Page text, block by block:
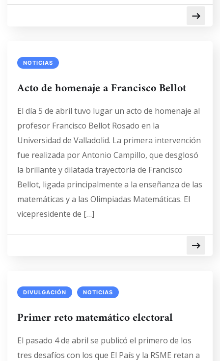
NOTICIAS
Acto de homenaje a Francisco Bellot
El día 5 de abril tuvo lugar un acto de homenaje al
profesor Francisco Bellot Rosado en la
Universidad de Valladolid. La primera intervención
fue realizada por Antonio Campillo, que desglosó
la brillante y dilatada trayectoria de Francisco
Bellot, ligada principalmente a la enseñanza de las
matemáticas y a las Olimpiadas Matemáticas. El
vicepresidente de […]
DIVULGACIÓN NOTICIAS
Primer reto matemático electoral
El pasado 4 de abril se publicó el primero de los
tres desafíos con los que El País y la RSME retan a